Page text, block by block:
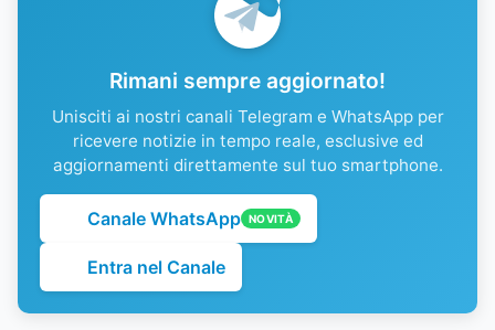
Rimani sempre aggiornato!
Unisciti ai nostri canali Telegram e WhatsApp per
ricevere notizie in tempo reale, esclusive ed
aggiornamenti direttamente sul tuo smartphone.
Canale WhatsApp NOVITÀ
Entra nel Canale